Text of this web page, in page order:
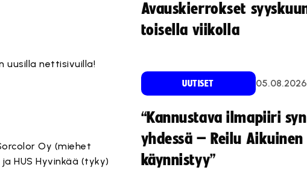
uusilla nettisivuilla!
Oy (miehet
HUS Hyvinkää (tyky)
Avauskierrokset
toisella viikolla
UUTISET 05.08.2026
“Kannustava ilmapiiri
yhdessä – Reilu
käynnistyy”